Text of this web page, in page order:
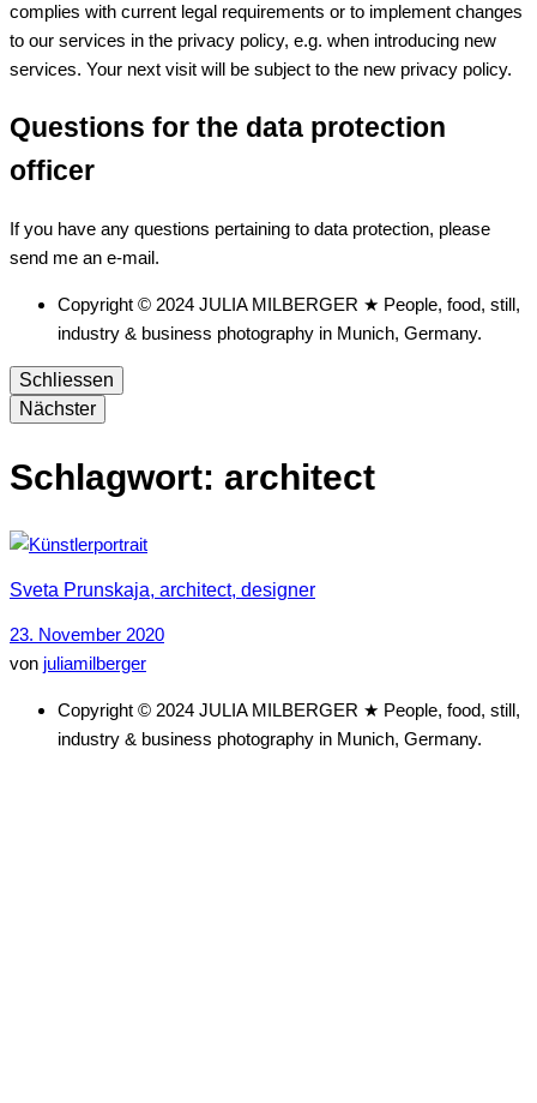
complies with current legal requirements or to implement changes
to our services in the privacy policy, e.g. when introducing new
services. Your next visit will be subject to the new privacy policy.
Questions for the data protection
officer
If you have any questions pertaining to data protection, please
send me an e-mail.
Copyright © 2024 JULIA MILBERGER ★ People, food, still,
industry & business photography in Munich, Germany.
Schliessen
Nächster
Schlagwort: architect
Sveta Prunskaja, architect, designer
23. November 2020
von juliamilberger
Copyright © 2024 JULIA MILBERGER ★ People, food, still,
industry & business photography in Munich, Germany.